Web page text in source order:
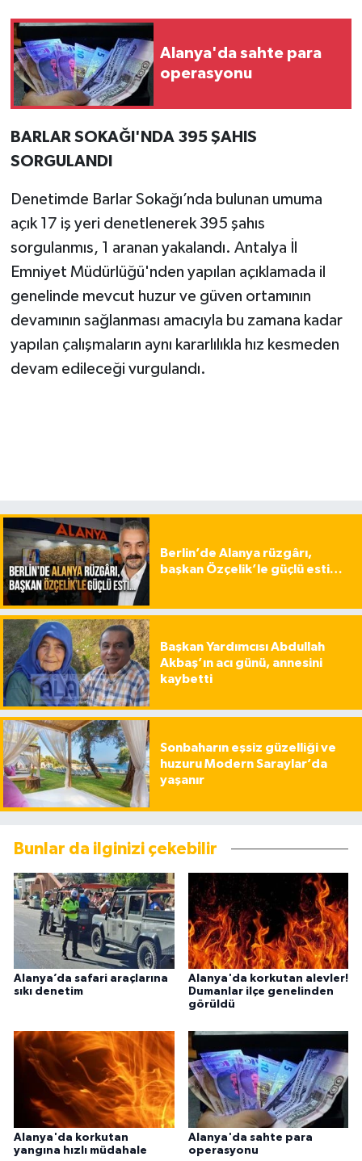
Alanya'da sahte para
operasyonu
BARLAR SOKAĞI'NDA 395 ŞAHIS
SORGULANDI
Denetimde Barlar Sokağı’nda bulunan umuma
açık 17 iş yeri denetlenerek 395 şahıs
sorgulanmıs, 1 aranan yakalandı. Antalya İl
Emniyet Müdürlüğü'nden yapılan açıklamada il
genelinde mevcut huzur ve güven ortamının
devamının sağlanması amacıyla bu zamana kadar
yapılan çalışmaların aynı kararlılıkla hız kesmeden
devam edileceği vurgulandı.
Berlin’de Alanya rüzgârı,
başkan Özçelik’le güçlü esti…
Başkan Yardımcısı Abdullah
Akbaş’ın acı günü, annesini
kaybetti
Sonbaharın eşsiz güzelliği ve
huzuru Modern Saraylar’da
yaşanır
Bunlar da ilginizi çekebilir
Alanya’da safari araçlarına
sıkı denetim
Alanya'da korkutan alevler!
Dumanlar ilçe genelinden
görüldü
Alanya'da korkutan
yangına hızlı müdahale
Alanya'da sahte para
operasyonu